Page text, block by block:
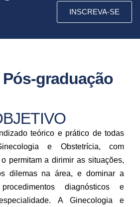
INSCREVA-SE
Pós-graduação
teórico e prático de todas
e Obstetrícia, com
permitam a dirimir as situações,
dilemas na área, e dominar a
diagnósticos e
A Ginecologia e